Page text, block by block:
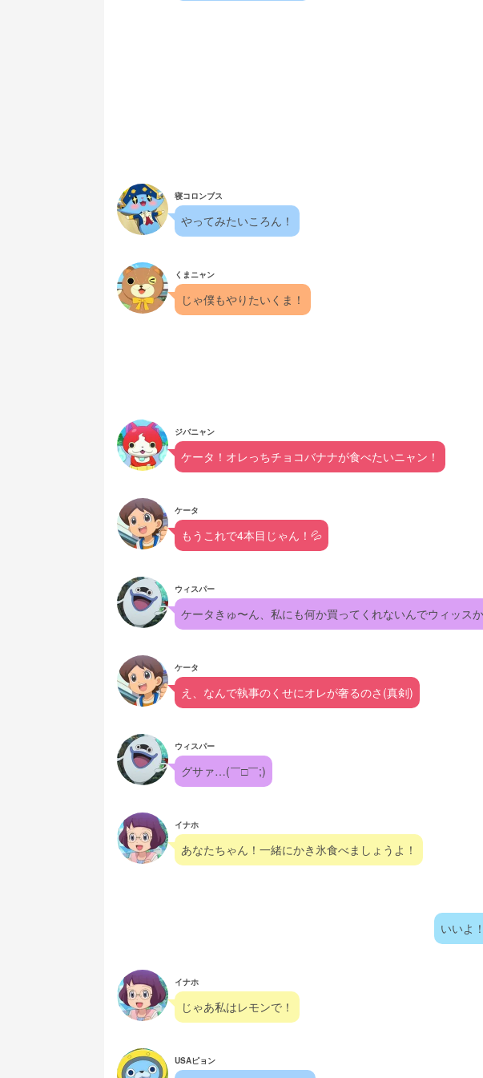
寝コロンブス
やってみたいころん！
くまニャン
じゃ僕もやりたいくま！
ジバニャン
ケータ！オレっちチョコバナナが食べたいニャン！
ケータ
もうこれで4本目じゃん！💦
ウィスパー
ケータきゅ〜ん、私にも何か買ってくれないんでウィッス
ケータ
え、なんで執事のくせにオレが奢るのさ(真剣)
ウィスパー
グサァ…(￣□￣;)
イナホ
あなたちゃん！一緒にかき氷食べましょうよ！
いいよ
イナホ
じゃあ私はレモンで！
USAピョン